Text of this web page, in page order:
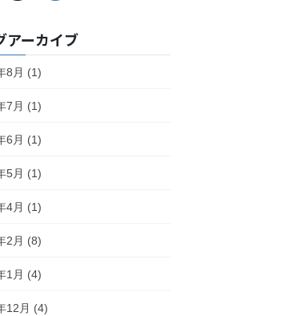
アーカイブ
8月 (1)
7月 (1)
6月 (1)
5月 (1)
4月 (1)
2月 (8)
1月 (4)
12月 (4)